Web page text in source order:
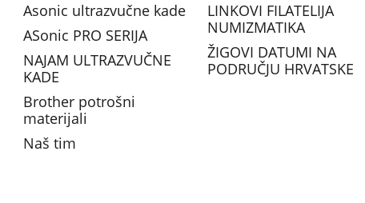
Asonic ultrazvučne kade
ASonic PRO SERIJA
NAJAM ULTRAZVUČNE
KADE
Brother potrošni
materijali
Naš tim
LINKOVI FILATELIJA
NUMIZMATIKA
ŽIGOVI DATUMI NA
PODRUČJU HRVATSKE